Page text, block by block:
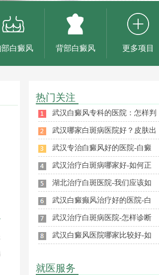
部白癜风 背部白癜风 更多项目
热门关注
武汉白癜风专科的医院：怎样判
武汉哪家白斑病医院好？皮肤出
武汉专治白癜风好的医院-白癜
武汉治疗白斑病哪家好-如何正
湖北治疗白斑医院-我们应该如
武汉白癜癫风治疗好的医院-白
武汉治疗白斑病医院-怎样诊断
武汉白癜风医院哪家比较好-如
就医服务